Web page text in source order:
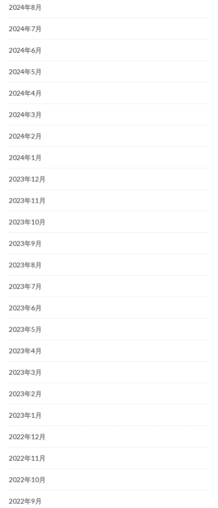
2024年8月
2024年7月
2024年6月
2024年5月
2024年4月
2024年3月
2024年2月
2024年1月
2023年12月
2023年11月
2023年10月
2023年9月
2023年8月
2023年7月
2023年6月
2023年5月
2023年4月
2023年3月
2023年2月
2023年1月
2022年12月
2022年11月
2022年10月
2022年9月